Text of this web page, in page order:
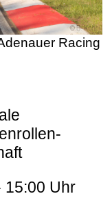
Racing
15:00 Uhr